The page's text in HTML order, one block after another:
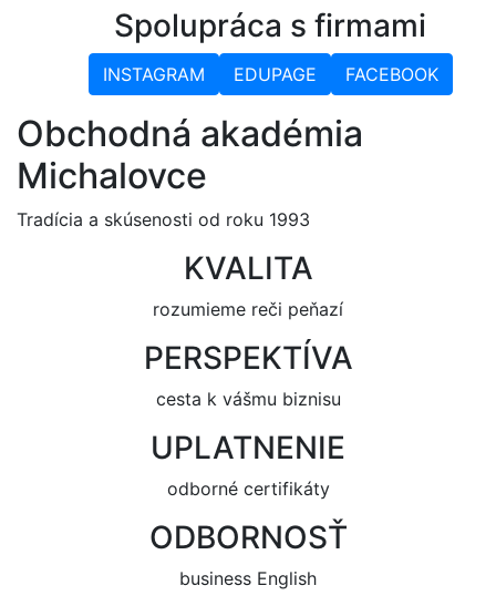
Spolupráca s firmami
INSTAGRAM EDUPAGE FACEBOOK
Obchodná akadémia
Michalovce
Tradícia a skúsenosti od roku 1993
KVALITA
rozumieme reči peňazí
PERSPEKTÍVA
cesta k vášmu biznisu
UPLATNENIE
odborné certifikáty
ODBORNOSŤ
business English